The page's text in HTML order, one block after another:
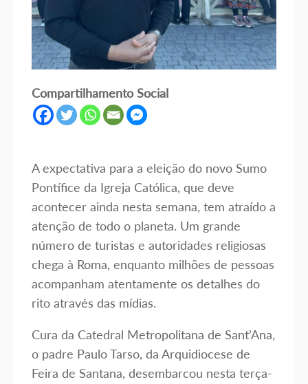
Compartilhamento Social
A expectativa para a eleição do novo Sumo
Pontífice da Igreja Católica, que deve
acontecer ainda nesta semana, tem atraído a
atenção de todo o planeta. Um grande
número de turistas e autoridades religiosas
chega à Roma, enquanto milhões de pessoas
acompanham atentamente os detalhes do
rito através das mídias.
Cura da Catedral Metropolitana de Sant’Ana,
o padre Paulo Tarso, da Arquidiocese de
Feira de Santana, desembarcou nesta terça-